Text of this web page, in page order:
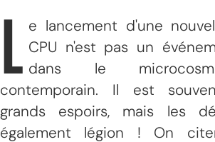
L
e lancement d'une
CPU n'est pas un
dans le
contemporain. Il est
grands espoirs, mais les
également légion ! On